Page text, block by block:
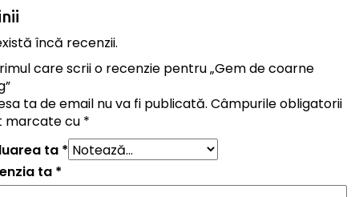
încă recenzii.
care scrii o recenzie pentru „Gem de coarne
ta de email nu va fi publicată. Câmpurile obligatorii
marcate cu *
ta *
ta *